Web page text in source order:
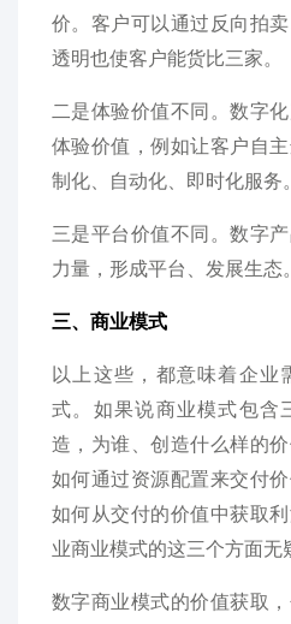
价。客户可以通过反向拍
透明也使客户能货比三家。
二是体验价值不同。数字
体验价值，例如让客户自
制化、自动化、即时化服务。
三是平台价值不同。数字
力量，形成平台、发展生态。
三、商业模式
以上这些，都意味着企业
式。如果说商业模式包含
造，为谁、创造什么样的
如何通过资源配置来交付
如何从交付的价值中获取
业商业模式的这三个方面无
数字商业模式的价值获取